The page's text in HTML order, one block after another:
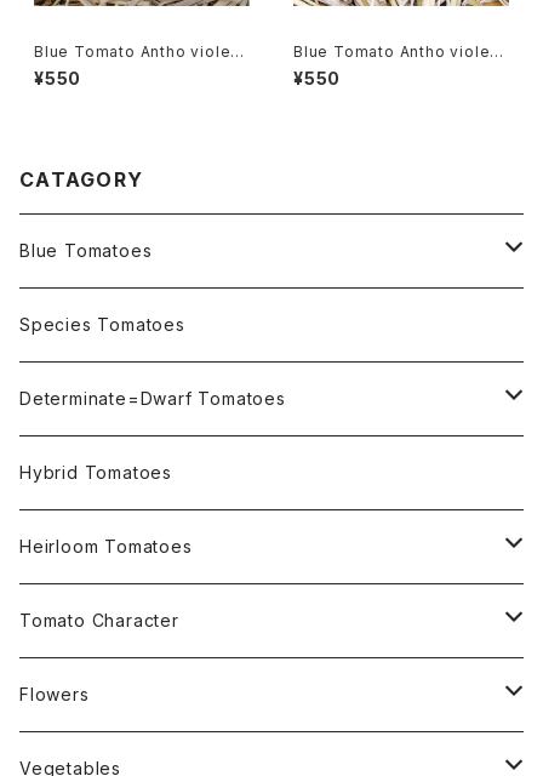
Blue Tomato Antho violettr
ot Yellow ブルートマト・アン
ト・ヴィオレットロット・イエロー
¥550
Blue Tomato Antho violettr
ot ブルートマト・アント・ヴィオレ
ットロット＊2019新品種
¥550
CATAGORY
Blue Tomatoes
OSU INDIGO Series
Not OSU Blue Tomatoes
Species Tomatoes
Determinate=Dwarf Tomatoes
Micro Determinate 10cm~30cm
Small Determinate 30cm~50cm
Medium Determinate 50~100cm
Large Determinate 100~150cm
Semi Indeterminate ~150cm
Hybrid Tomatoes
Heirloom Tomatoes
Amber Heirloom Tomatoes
Bi-Color Heirloom Tomatoes
Black Heirloom Tomatoes
Tomato Character
Culinary Uses
For Canning
Disease Resistance
Flowers
Nasturtium・ナスターチウム
Vegetables